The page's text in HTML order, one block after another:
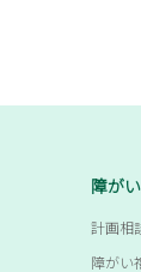
障が
計画相
障がい